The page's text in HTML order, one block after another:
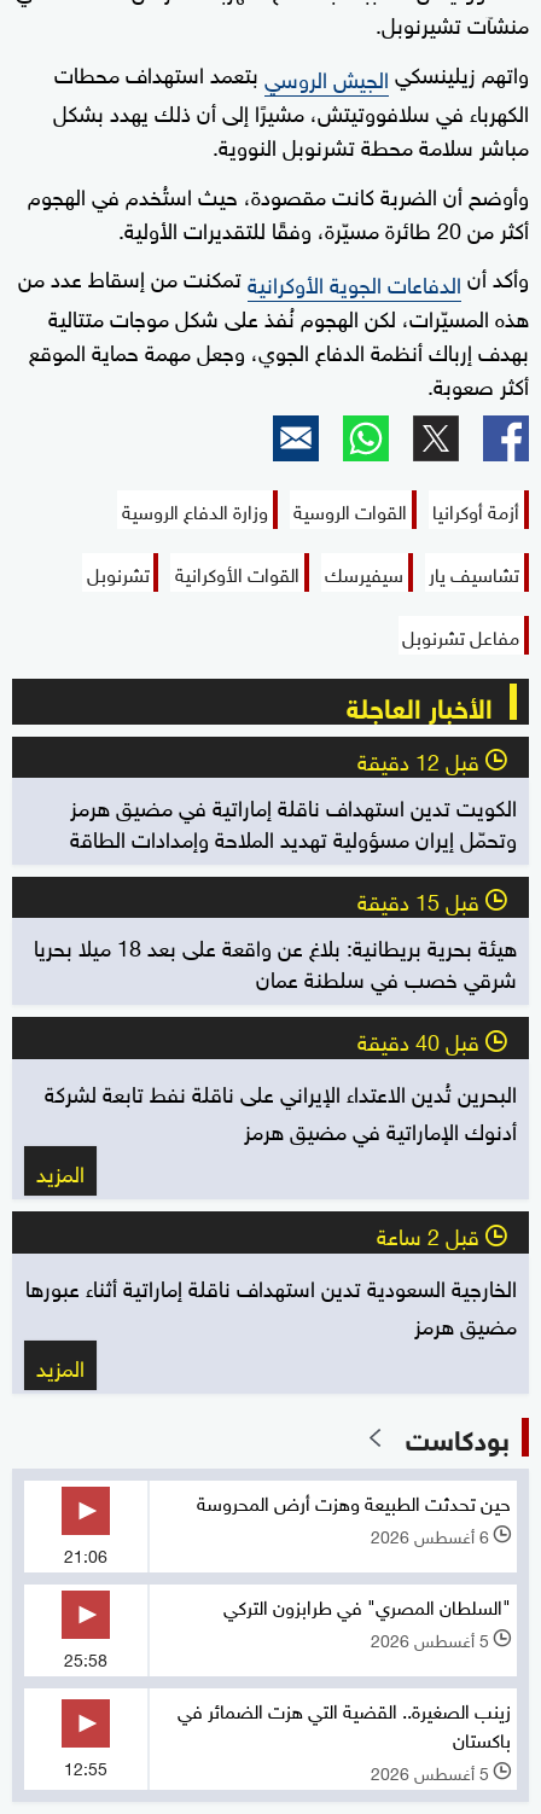
منشآت تشيرنوبل.
واتهم زيلينسكيالجيش الروسيبتعمد استهداف محطات
الكهرباء في سلافووتيتش، مشيرًا إلى أن ذلك يهدد بشكل
مباشر سلامة محطة تشرنوبل النووية.
وأوضح أن الضربة كانت مقصودة، حيث استُخدم في الهجوم
أكثر من 20 طائرة مسيّرة، وفقًا للتقديرات الأولية.
وأكد أنالدفاعات الجوية الأوكرانيةتمكنت من إسقاط عدد من
هذه المسيّرات، لكن الهجوم نُفذ على شكل موجات متتالية
بهدف إرباك أنظمة الدفاع الجوي، وجعل مهمة حماية الموقع
أكثر صعوبة.
أزمة أوكرانيا القوات الروسية
وزارة الدفاع الروسية
تشاسيف يار
سيفيرسك القوات الأوكرانية
تشرنوبل
مفاعل تشرنوبل
الأخبار العاجلة
l قبل 12 دقيقة
الكويت تدين استهداف ناقلة إماراتية في مضيق هرمز
وتحمّل إيران مسؤولية تهديد الملاحة وإمدادات الطاقة
l قبل 15 دقيقة
هيئة بحرية بريطانية: بلاغ عن واقعة على بعد 18 ميلا بحريا
شرقي خصب في سلطنة عمان
l قبل 40 دقيقة
البحرين تُدين الاعتداء الإيراني على ناقلة نفط تابعة لشركة
أدنوك الإماراتية في مضيق هرمز
المزيد
l قبل 2 ساعة
الخارجية السعودية تدين استهداف ناقلة إماراتية أثناء عبورها
مضيق هرمز
المزيد
بودكاست
حين تحدثت الطبيعة وهزت أرض المحروسة
l 6 أغسطس 2026
21:06
"السلطان المصري" في طرابزون التركي
l 5 أغسطس 2026
25:58
زينب الصغيرة.. القضية التي هزت الضمائر في
باكستان
l 5 أغسطس 2026 12:55